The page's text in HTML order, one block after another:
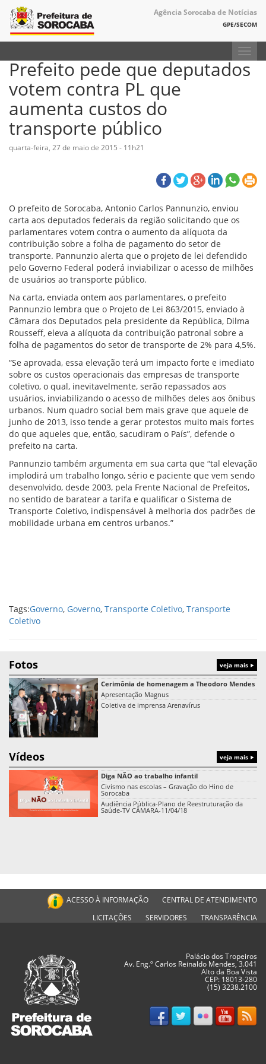
Agência Sorocaba de Notícias
GPE/SECOM
Prefeito pede que deputados
votem contra PL que
aumenta custos do
transporte público
quarta-feira, 27 de maio de 2015 - 11h21
O prefeito de Sorocaba, Antonio Carlos Pannunzio, enviou
carta aos deputados federais da região solicitando que os
parlamentares votem contra o aumento da alíquota da
contribuição sobre a folha de pagamento do setor de
transporte. Pannunzio alerta que o projeto de lei defendido
pelo Governo Federal poderá inviabilizar o acesso de milhões
de usuários ao transporte público.
Na carta, enviada ontem aos parlamentares, o prefeito
Pannunzio lembra que o Projeto de Lei 863/2015, enviado à
Câmara dos Deputados pela presidente da República, Dilma
Rousseff, eleva a alíquota da contribuição patronal sobre a
folha de pagamentos do setor de transporte de 2% para 4,5%.
“Se aprovada, essa elevação terá um impacto forte e imediato
sobre os custos operacionais das empresas de transporte
coletivo, o qual, inevitavelmente, serão repassados aos
usuários, inviabilizando o acesso de milhões deles aos ônibus
urbanos. Num quadro social bem mais grave que aquele de
junho de 2013, isso tende a gerar protestos muito mais fortes
do que aqueles que, então, sacudiram o País”, defende o
prefeito na carta.
Pannunzio também argumenta em sua carta que “tal elevação
implodirá um trabalho longo, sério e paciente que vem sendo
desenvolvido, desde 2003, pela Frente Nacional de Prefeitos,
no sentido de baratear a tarifa e qualificar o Sistema de
Transporte Coletivo, indispensável à melhoria dos padrões de
mobilidade urbana em centros urbanos.”
Tags:Governo, Governo, Transporte Coletivo, Transporte
Coletivo
Fotos veja mais
Cerimônia de homenagem a Theodoro Mendes
Apresentação Magnus
Coletiva de imprensa Arenavírus
Vídeos veja mais
Diga NÃO ao trabalho infantil
Civismo nas escolas – Gravação do Hino de
Sorocaba
Audiência Pública-Plano de Reestruturação da
Saúde-TV CÂMARA-11/04/18
ACESSO À INFORMAÇÃO
CENTRAL DE ATENDIMENTO
LICITAÇÕES
SERVIDORES TRANSPARÊNCIA
Palácio dos Tropeiros
Av. Eng.º Carlos Reinaldo Mendes, 3.041
Alto da Boa Vista
CEP: 18013-280
(15) 3238.2100